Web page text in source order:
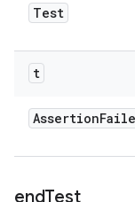
Test
t
Assertion
endTest